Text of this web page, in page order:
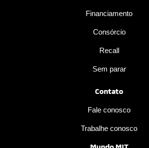
Financiamento
Consórcio
Recall
Sem parar
Contato
Fale conosco
Trabalhe conosco